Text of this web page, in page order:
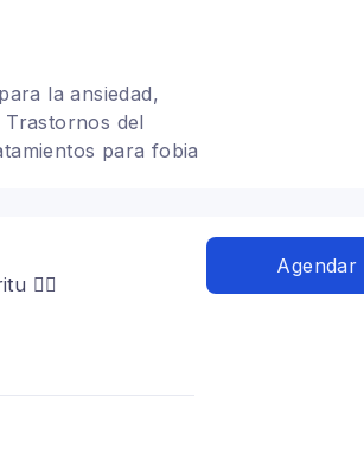
la ansiedad,
del
para fobia
❤️‍🔥
Agendar